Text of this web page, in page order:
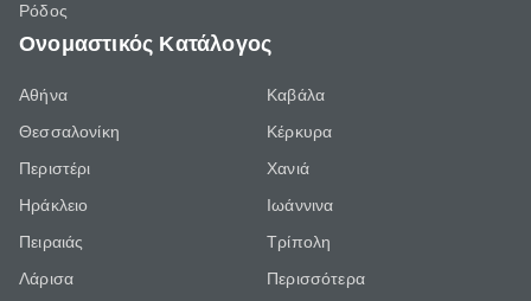
Ρόδος
Ονομαστικός Κατάλογος
Αθήνα
Θεσσαλονίκη
Περιστέρι
Ηράκλειο
Πειραιάς
Λάρισα
Καβάλα
Κέρκυρα
Χανιά
Ιωάννινα
Τρίπολη
Περισσότερα